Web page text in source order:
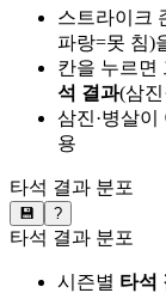
스트라이크
파랑=못 침)
칸을 누르면
석 결과(삼진
삼진·병살
용
타석 결과 분포
💾 ?
타석 결과 분포
시즌별 타석